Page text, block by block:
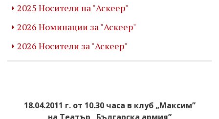
2025 Носители на "Аскеер"
2026 Номинации за "Аскеер"
2026 Носители за "Аскеер"
18.04.2011 г. от 10.30 часа в клуб „Максим”